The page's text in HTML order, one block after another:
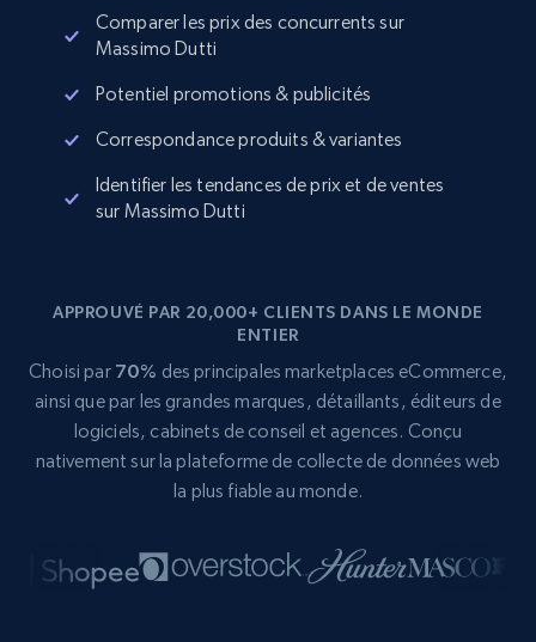
Comparer les prix des concurrents sur
Massimo Dutti
Potentiel promotions & publicités
Correspondance produits & variantes
Identifier les tendances de prix et de ventes
sur Massimo Dutti
APPROUVÉ PAR 20,000+ CLIENTS DANS LE MONDE
ENTIER
Choisi par 70% des principales marketplaces eCommerce,
ainsi que par les grandes marques, détaillants, éditeurs de
logiciels, cabinets de conseil et agences. Conçu
nativement sur la plateforme de collecte de données web
la plus fiable au monde.